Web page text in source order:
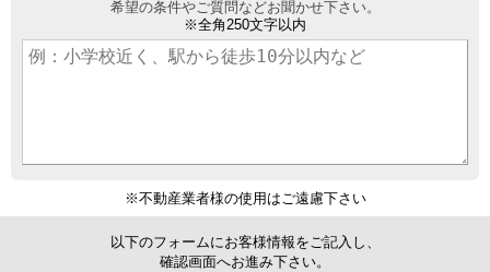
希望の条件やご質問などお聞かせ下さい。
※全角250文字以内
※不動産業者様の使用はご遠慮下さい
以下のフォームにお客様情報をご記入し、
確認画面へお進み下さい。